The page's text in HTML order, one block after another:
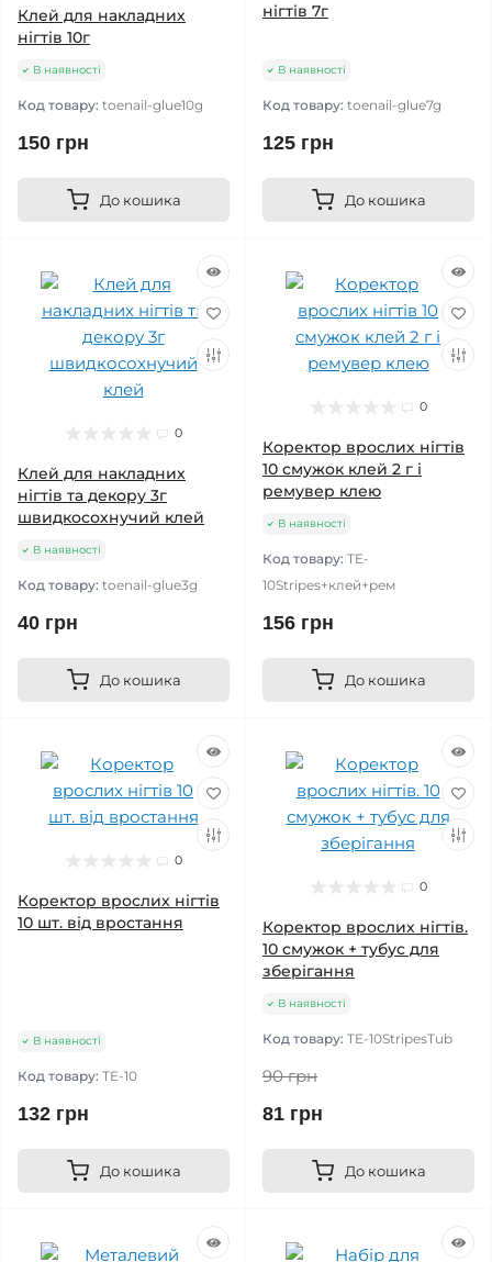
Клей для накладних
нігтів 10г
В наявності
Код товару: toenail-glue10g
150 грн
До кошика
нігтів 7г
В наявності
Код товару: toenail-glue7g
125 грн
До кошика
0
Клей для накладних
нігтів та декору 3г
швидкосохнучий клей
В наявності
Код товару: toenail-glue3g
40 грн
До кошика
0
Коректор врослих нігтів
10 смужок клей 2 г і
ремувер клею
В наявності
Код товару: TE-
10Stripes+клей+рем
156 грн
До кошика
0
Коректор врослих нігтів
10 шт. від вростання
В наявності
Код товару: TE-10
132 грн
До кошика
0
Коректор врослих нігтів.
10 смужок + тубус для
зберігання
В наявності
Код товару: TE-10StripesTub
90 грн
81 грн
До кошика